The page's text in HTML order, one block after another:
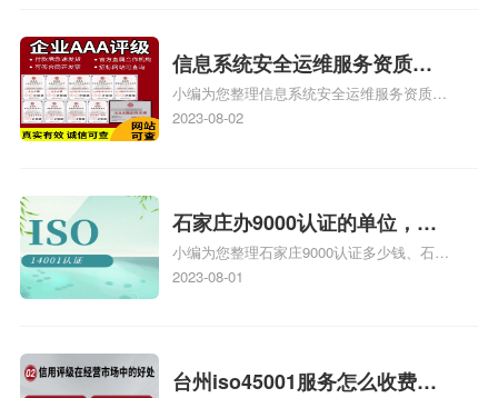
信息系统安全运维服务资质二
级费用，信息系统安全运维服
务资质二级
小编为您整理信息系统安全运维服务资质认
证证书机构有哪些、安全运维服务资质的费
体系认证知识，详情可查看下方正文！
2023-08-02
石家庄办9000认证的单位，石
家庄9000认证的公司
小编为您整理石家庄9000认证多少钱、石家
庄9000认证价格多少钱、石家庄9000认证
2023-08-01
台州iso45001服务怎么收费，